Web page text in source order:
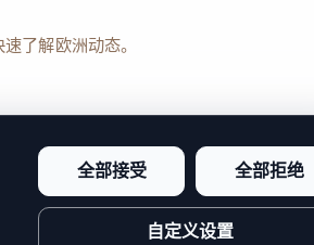
了解欧洲动态。
感和站点完整度。
全部接受 全部拒绝
自定义设置